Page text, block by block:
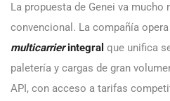
La propuesta de Genei va
convencional. La compañía
multicarrierintegral que unifica
paletería y cargas de gran
API, con acceso a tarifas